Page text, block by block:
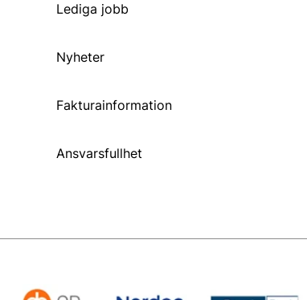
Lediga jobb
Nyheter
Fakturainformation
Ansvarsfullhet